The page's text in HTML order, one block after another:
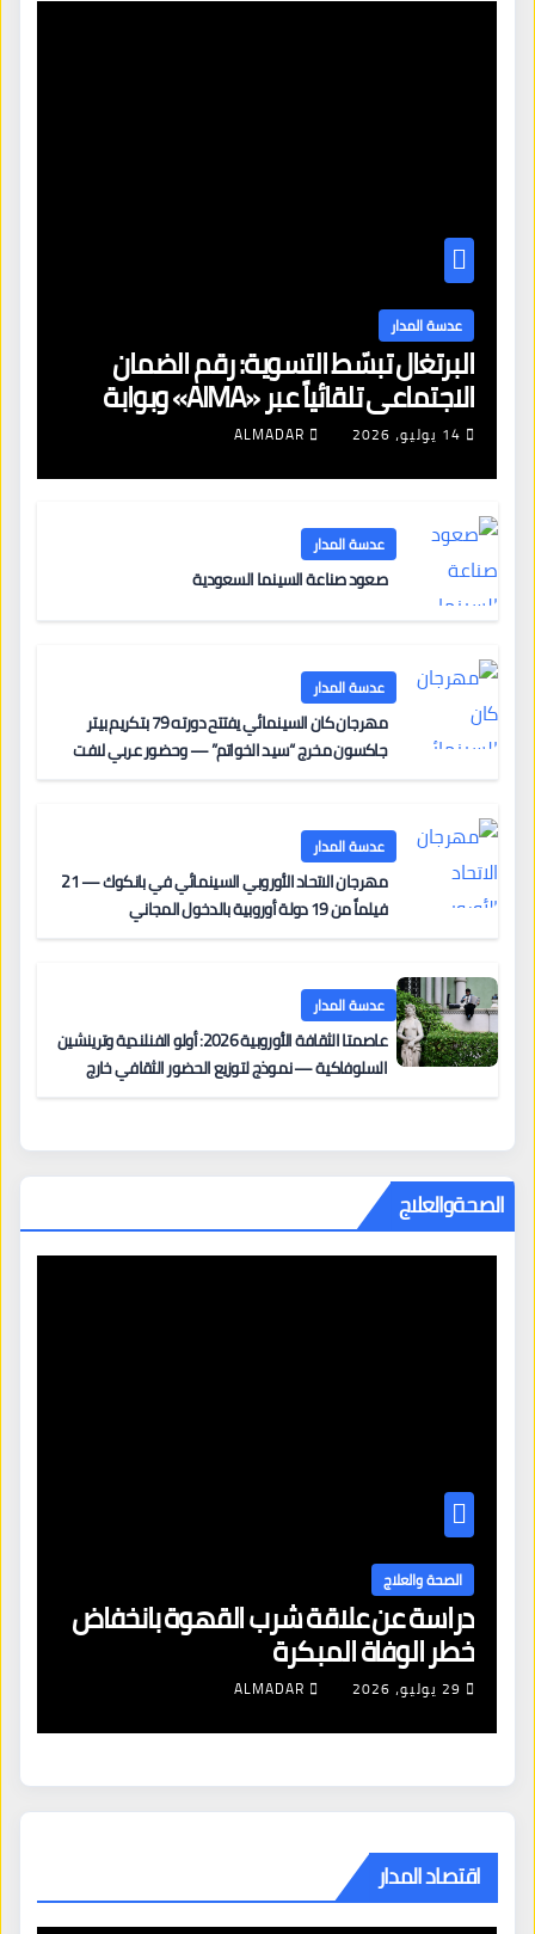
عدسة المدار
البرتغال تبسّط التسوية: رقم الضمان
الاجتماعي تلقائياً عبر «AIMA» وبوابة
جديدة لتجديد الإقامات
14 يوليو، 2026 ALMADAR
عدسة المدار
صعود صناعة السينما السعودية
عدسة المدار
مهرجان كان السينمائي يفتتح دورته 79 بتكريم بيتر
جاكسون مخرج “سيد الخواتم” — وحضور عربي لافت
عدسة المدار
مهرجان الاتحاد الأوروبي السينمائي في بانكوك — 21
فيلماً من 19 دولة أوروبية بالدخول المجاني
عدسة المدار
عاصمتا الثقافة الأوروبية 2026: أولو الفنلندية وترينشين
السلوفاكية — نموذج لتوزيع الحضور الثقافي خارج
الصحةوالعلاج
الصحة والعلاج
دراسة عن علاقة شرب القهوة بانخفاض
خطر الوفاة المبكرة
29 يوليو، 2026 ALMADAR
اقتصاد المدار